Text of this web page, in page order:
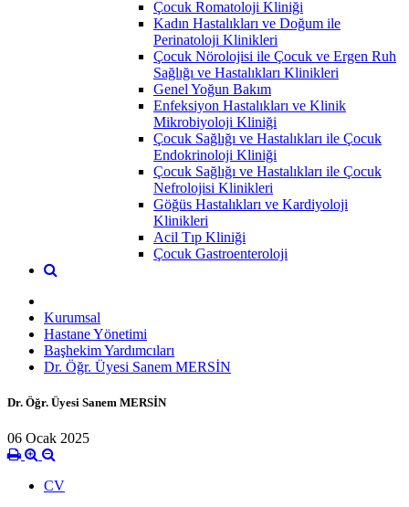
Çocuk Romatoloji Kliniği
Kadın Hastalıkları ve Doğum ile
Perinatoloji Klinikleri
Çocuk Nörolojisi ile Çocuk ve Ergen Ruh
Sağlığı ve Hastalıkları Klinikleri
Genel Yoğun Bakım
Enfeksiyon Hastalıkları ve Klinik
Mikrobiyoloji Kliniği
Çocuk Sağlığı ve Hastalıkları ile Çocuk
Endokrinoloji Kliniği
Çocuk Sağlığı ve Hastalıkları ile Çocuk
Nefrolojisi Klinikleri
Göğüs Hastalıkları ve Kardiyoloji
Klinikleri
Acil Tıp Kliniği
Çocuk Gastroenteroloji
Kurumsal
Hastane Yönetimi
Başhekim Yardımcıları
Dr. Öğr. Üyesi Sanem MERSİN
Dr. Öğr. Üyesi Sanem MERSİN
06 Ocak 2025
CV